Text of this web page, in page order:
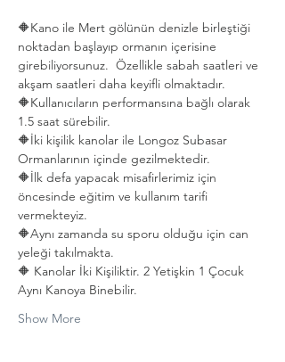
🔶Kano ile Mert gölünün denizle birleştiği
noktadan başlayıp ormanın içerisine
girebiliyorsunuz.  Özellikle sabah saatleri ve
akşam saatleri daha keyifli olmaktadır.
🔶Kullanıcıların performansına bağlı olarak
1.5 saat sürebilir.
🔶İki kişilik kanolar ile Longoz Subasar
Ormanlarının içinde gezilmektedir.
🔶İlk defa yapacak misafirlerimiz için
öncesinde eğitim ve kullanım tarifi
vermekteyiz.
🔶Aynı zamanda su sporu olduğu için can
yeleği takılmakta.
🔶 Kanolar İki Kişiliktir. 2 Yetişkin 1 Çocuk
Aynı Kanoya Binebilir.
Show More